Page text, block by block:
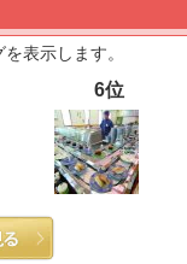
表示します。
6位